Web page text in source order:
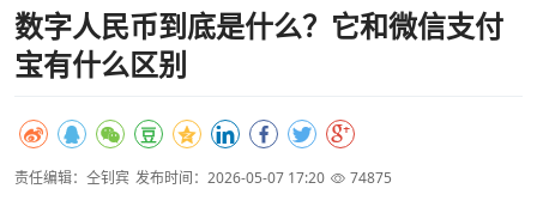
数字人民币到底是什么？它和微信支付
宝有什么区别
责任编辑：仝钊宾 发布时间：2026-05-07 17:20 74875